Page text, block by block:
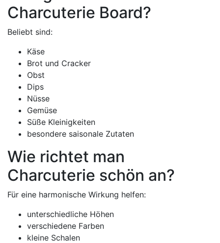
Charcuterie Board?
Beliebt sind:
Käse
Brot und Cracker
Obst
Dips
Nüsse
Gemüse
Süße Kleinigkeiten
besondere saisonale Zutaten
Wie richtet man
Charcuterie schön an?
Für eine harmonische Wirkung helfen:
unterschiedliche Höhen
verschiedene Farben
kleine Schalen